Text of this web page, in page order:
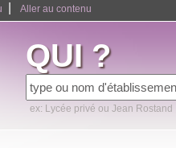
Aller au contenu
QUI ?
ex: Lycée privé ou Jean Rostand